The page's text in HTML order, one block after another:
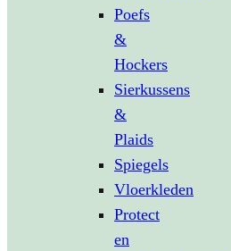
Poefs
&
Hockers
Sierkussens
&
Plaids
Spiegels
Vloerkleden
Protect
en